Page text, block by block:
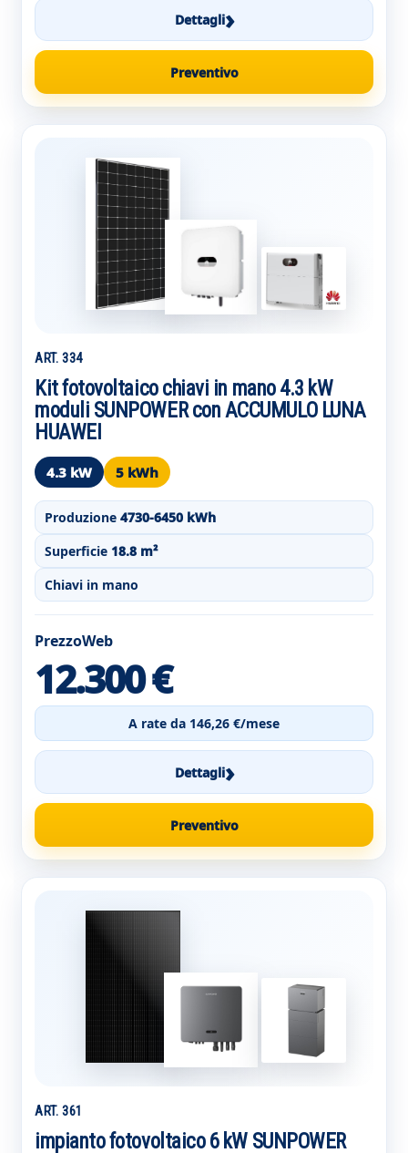
Dettagli›
Preventivo
ART. 334
Kit fotovoltaico chiavi in mano 4.3 kW
moduli SUNPOWER con ACCUMULO LUNA
HUAWEI
4.3 kW 5 kWh
Produzione 4730-6450 kWh
Superficie 18.8 m²
Chiavi in mano
PrezzoWeb
12.300 €
A rate da 146,26 €/mese
Dettagli›
Preventivo
ART. 361
impianto fotovoltaico 6 kW SUNPOWER